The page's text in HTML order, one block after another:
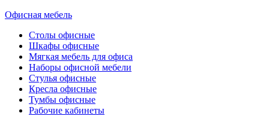
Офисная мебель
Столы офисные
Шкафы офисные
Мягкая мебель для офиса
Наборы офисной мебели
Стулья офисные
Кресла офисные
Тумбы офисные
Рабочие кабинеты